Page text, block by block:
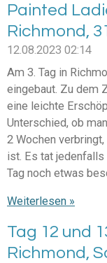
Painted
Richmond,
12.08.2023 02:14
Am 3. Tag in
eingebaut. Zu dem
eine leichte
Unterschied, ob
2 Wochen
ist. Es tat jedenfalls
Tag noch etwas
Weiterlesen »
Tag 12 und
Richmond,